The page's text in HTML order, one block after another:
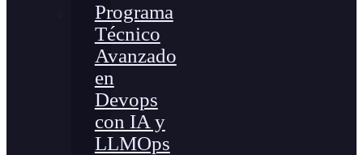
Programa
Técnico
Avanzado
en
Devops
con IA y
LLMOps